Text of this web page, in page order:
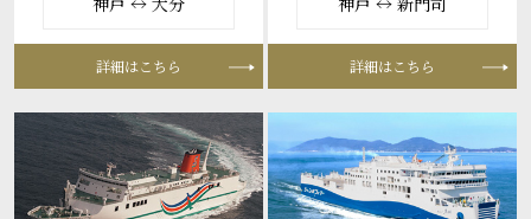
詳細はこちら 詳細はこちら